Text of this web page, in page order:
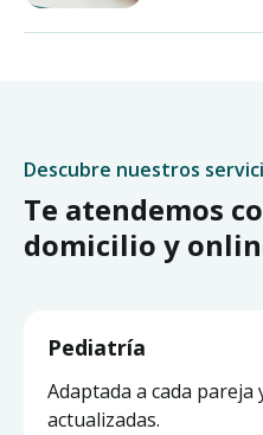
Descubre nuestros
Te atendemos
domicilio y
Pediatría
Adaptada a cada pareja
actualizadas.